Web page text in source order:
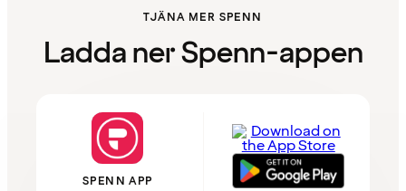
TJÄNA MER SPENN
Ladda ner Spenn-appen
SPENN APP